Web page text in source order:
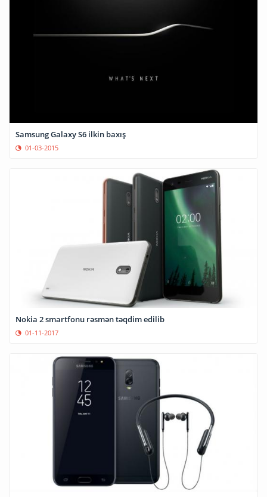
Samsung Galaxy S6 ilkin baxış
01-03-2015
Nokia 2 smartfonu rəsmən təqdim edilib
01-11-2017